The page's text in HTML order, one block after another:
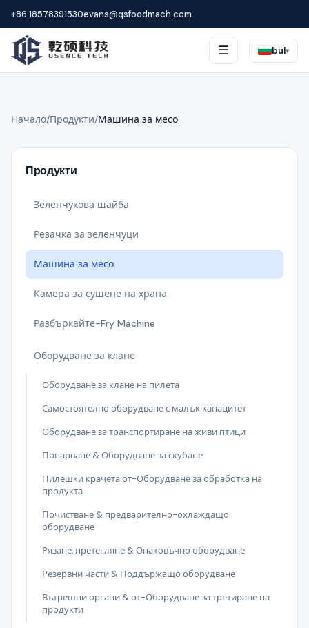
+86 18578391530evans@qsfoodmach.com
☰ bul▾
Начало/Продукти/Машина за месо
Продукти
Зеленчукова шайба
Резачка за зеленчуци
Машина за месо
Камера за сушене на храна
Разбъркайте-Fry Machine
Оборудване за клане
Оборудване за клане на пилета
Самостоятелно оборудване с малък капацитет
Оборудване за транспортиране на живи птици
Попарване & Оборудване за скубане
Пилешки крачета от-Оборудване за обработка на
продукта
Почистване & предварително-охлаждащо
оборудване
Рязане, претегляне & Опаковъчно оборудване
Резервни части & Поддържащо оборудване
Вътрешни органи & от-Оборудване за третиране на
продукти